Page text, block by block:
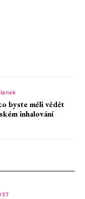
byste měli vědět
inhalování